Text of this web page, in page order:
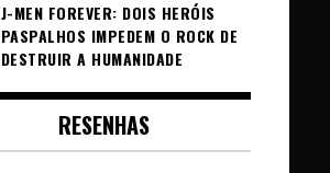
J-MEN FOREVER: DOIS HERÓIS
PASPALHOS IMPEDEM O ROCK DE
DESTRUIR A HUMANIDADE
RESENHAS